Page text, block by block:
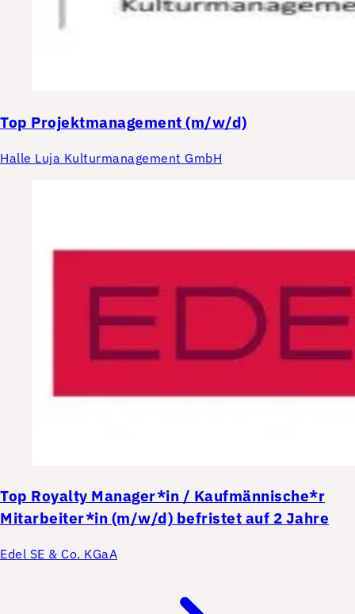
Top Projektmanagement (m/w/d)
Halle Luja Kulturmanagement GmbH
Top Royalty Manager*in / Kaufmännische*r
Mitarbeiter*in (m/w/d) befristet auf 2 Jahre
Edel SE & Co. KGaA